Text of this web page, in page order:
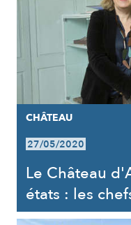
CHÂTEAU
27/05/2020
Le Château
états : les